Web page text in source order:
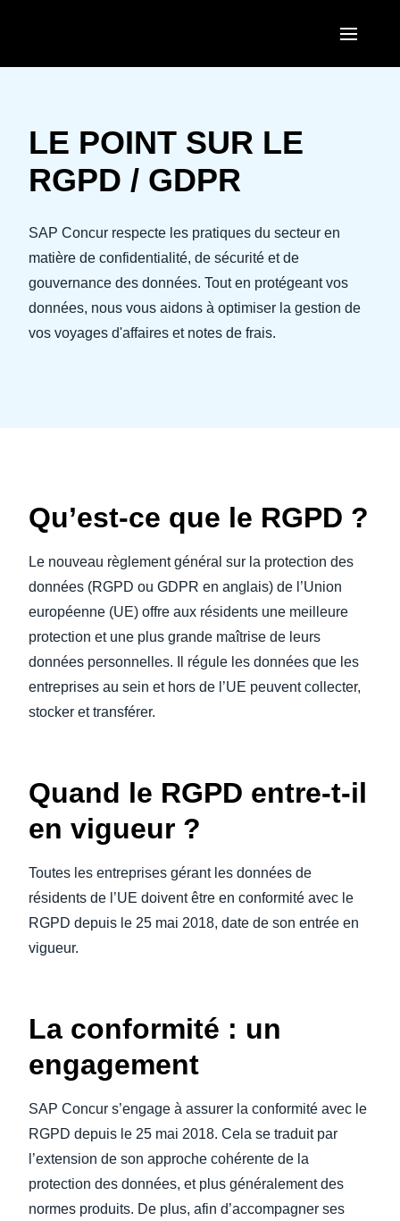
México (Español)
Brasil (Português)
EUROPE
United Kingdom (English)
Deutschland (Deutsch)
Italia (Italiano)
Nederlands (English)
España (Español)
ASIA PACIFIC
Australia (English)
India (English)
日本（日本語)
Singapore (English)
LE POINT SUR LE
RGPD / GDPR
SAP Concur respecte les pratiques du secteur en
matière de confidentialité, de sécurité et de
gouvernance des données. Tout en protégeant vos
données, nous vous aidons à optimiser la gestion de
vos voyages d'affaires et notes de frais.
Qu’est-ce que le RGPD ?
Le nouveau règlement général sur la protection des
données (RGPD ou GDPR en anglais) de l’Union
européenne (UE) offre aux résidents une meilleure
protection et une plus grande maîtrise de leurs
données personnelles. Il régule les données que les
entreprises au sein et hors de l’UE peuvent collecter,
stocker et transférer.
Quand le RGPD entre-t-il
en vigueur ?
Toutes les entreprises gérant les données de
résidents de l’UE doivent être en conformité avec le
RGPD depuis le 25 mai 2018, date de son entrée en
vigueur.
La conformité : un
engagement
SAP Concur s’engage à assurer la conformité avec le
RGPD depuis le 25 mai 2018. Cela se traduit par
l’extension de son approche cohérente de la
protection des données, et plus généralement des
normes produits. De plus, afin d’accompagner ses